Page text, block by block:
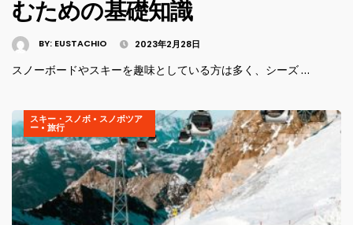
むための基礎知識
BY: EUSTACHIO 2023年2月28日
スノーボードやスキーを趣味としている方は多く、シーズ …
スキー・スノボ • スノボツア
ー • 旅行